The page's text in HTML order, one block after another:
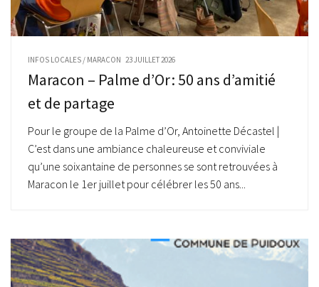
INFOS LOCALES / MARACON 23 JUILLET 2026
Maracon – Palme d’Or : 50 ans d’amitié
et de partage
Pour le groupe de la Palme d’Or, Antoinette Décastel |
C’est dans une ambiance chaleureuse et conviviale
qu’une soixantaine de personnes se sont retrouvées à
Maracon le 1er juillet pour célébrer les 50 ans...